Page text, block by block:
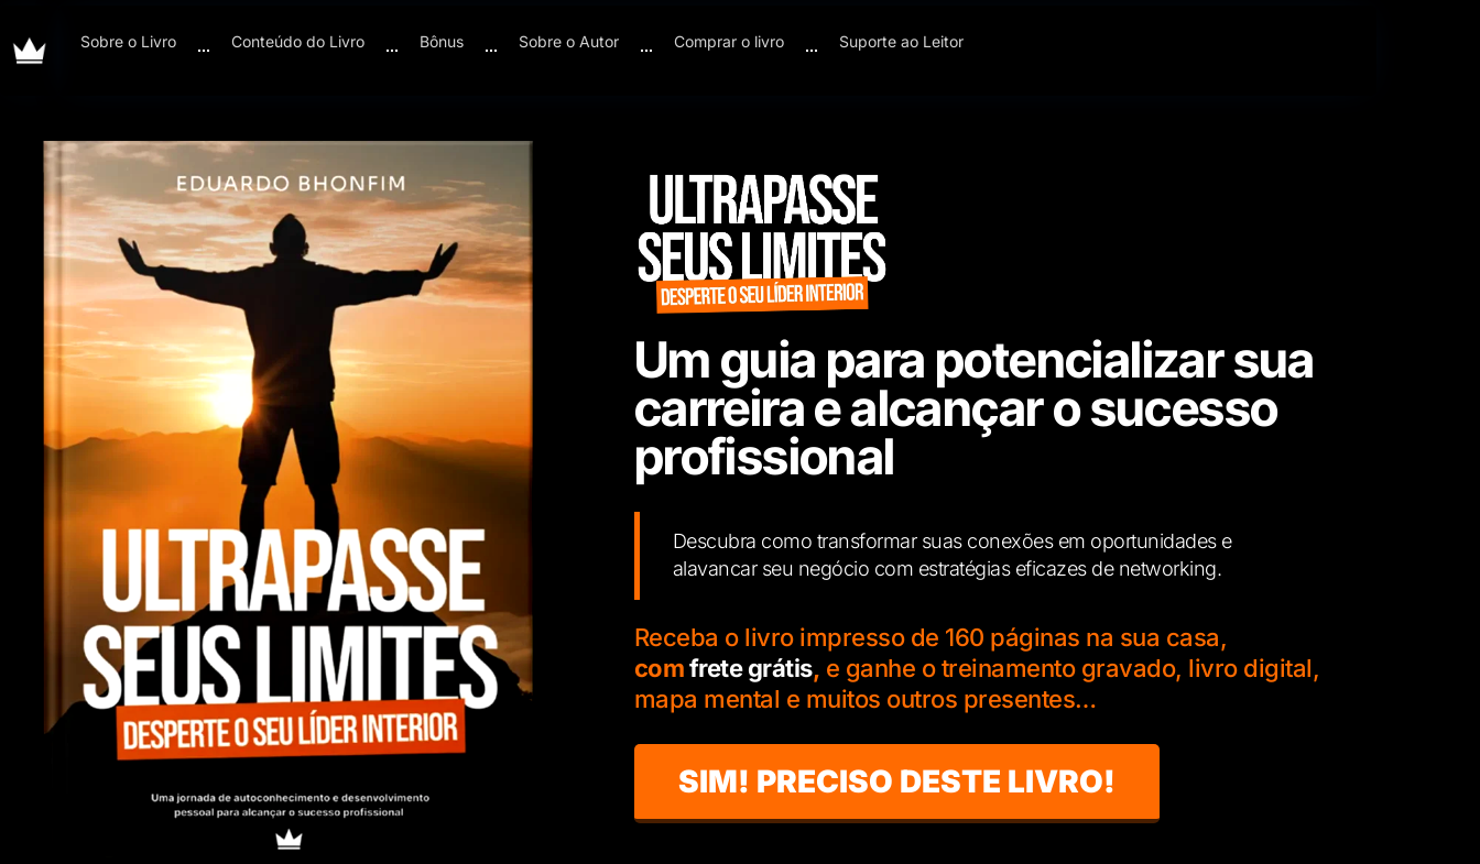
Sobre o Livro Conteúdo do Livro Bônus Sobre o Autor Comprar o livro Suporte ao Leitor
Um guia para potencializar sua
carreira e alcançar o sucesso
profissional
Descubra como transformar suas conexões em oportunidades e
alavancar seu negócio com estratégias eficazes de networking.
Receba o livro impresso de 160 páginas na sua casa,
comfrete grátis, e ganhe o treinamento gravado, livro digital,
mapa mental e muitos outros presentes…
SIM! PRECISO DESTE LIVRO!